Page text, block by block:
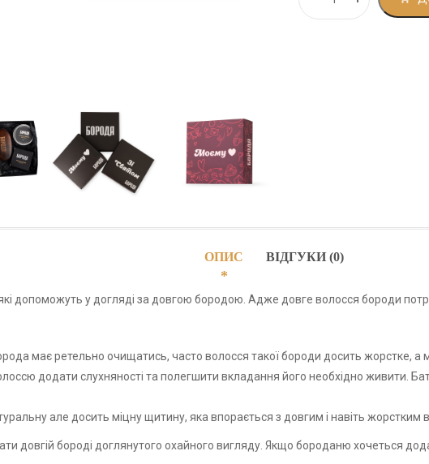
ОПИС ВІДГУКИ (0)
допоможуть у догляді за довгою бородою. Адже довге волосся бороди
має ретельно очищатись, часто волосся такої бороди досить жорстке, а
додати слухняності та полегшити вкладання його необхідно живити.
але досить міцну щитину, яка впорається з довгим і навіть жорстким
довгій бороді доглянутого охайного вигляду. Якщо бороданю хочеться